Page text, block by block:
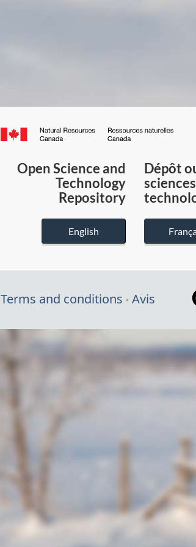
Canada.ca
du
Open Science and
Technology
Repository
English
Dépôt
Terms and conditions Avis